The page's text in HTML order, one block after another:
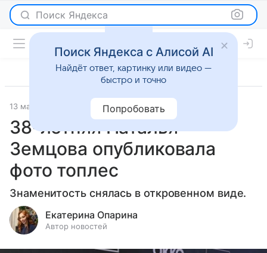
Поиск Яндекса
13 мая 2026 Светская жизнь
38-летняя Наталья
Земцова опубликовала
фото топлес
Знаменитость снялась в откровенном виде.
Екатерина Опарина
Автор новостей
Поиск Яндекса с Алисой AI
Найдёт ответ, картинку или видео —
быстро и точно
Попробовать